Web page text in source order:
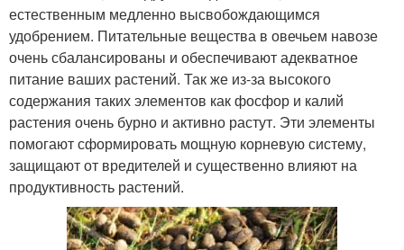
естественным медленно высвобождающимся
удобрением. Питательные вещества в овечьем навозе
очень сбалансированы и обеспечивают адекватное
питание ваших растений. Так же из-за высокого
содержания таких элементов как фосфор и калий
растения очень бурно и активно растут. Эти элементы
помогают сформировать мощную корневую систему,
защищают от вредителей и существенно влияют на
продуктивность растений.